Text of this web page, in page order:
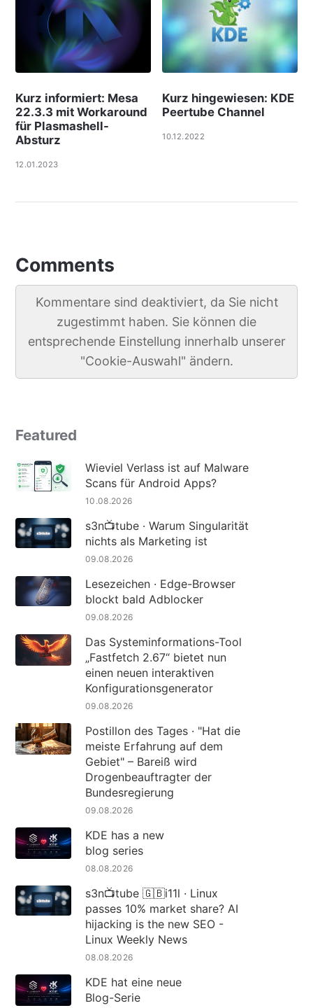
Kurz informiert: Mesa
22.3.3 mit Workaround
für Plasmashell-
Absturz
12.01.2023
Kurz hingewiesen: KDE
Peertube Channel
10.12.2022
Comments
Kommentare sind deaktiviert, da Sie nicht
zugestimmt haben. Sie können die
entsprechende Einstellung innerhalb unserer
"Cookie-Auswahl" ändern.
Featured
Wieviel Verlass ist auf Malware
Scans für Android Apps?
10.08.2026
s3n📺tube · Warum Singularität
nichts als Marketing ist
09.08.2026
Lesezeichen · Edge-Browser
blockt bald Adblocker
09.08.2026
Das Systeminformations-Tool
„Fastfetch 2.67“ bietet nun
einen neuen interaktiven
Konfigurationsgenerator
09.08.2026
Postillon des Tages · "Hat die
meiste Erfahrung auf dem
Gebiet" – Bareiß wird
Drogenbeauftragter der
Bundesregierung
09.08.2026
KDE has a new
blog series
08.08.2026
s3n📺tube 🇬🇧i11l · Linux
passes 10% market share? AI
hijacking is the new SEO -
Linux Weekly News
08.08.2026
KDE hat eine neue
Blog-Serie